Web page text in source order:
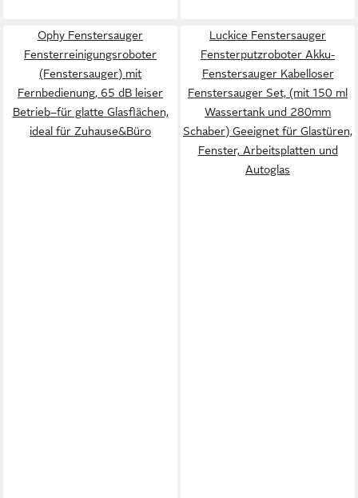
Ophy Fenstersauger
Fensterreinigungsroboter
(Fenstersauger) mit
Fernbedienung, 65 dB leiser
Betrieb–für glatte Glasflächen,
ideal für Zuhause&Büro
Luckice Fenstersauger
Fensterputzroboter Akku-
Fenstersauger Kabelloser
Fenstersauger Set, (mit 150 ml
Wassertank und 280mm
Schaber) Geeignet für Glastüren,
Fenster, Arbeitsplatten und
Autoglas